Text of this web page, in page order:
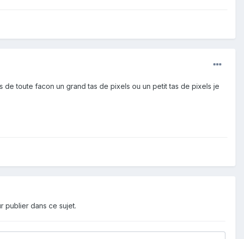
toute facon un grand tas de pixels ou un petit tas de pixels je
publier dans ce sujet.